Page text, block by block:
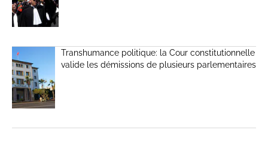
Transhumance politique: la Cour constitutionnelle
valide les démissions de plusieurs parlementaires